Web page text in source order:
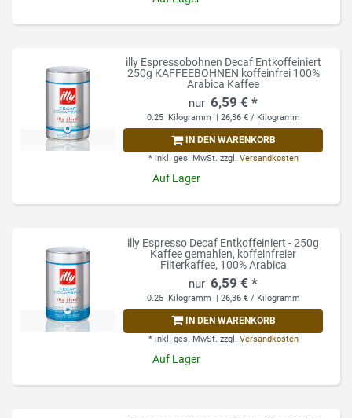
illy Espressobohnen Decaf Entkoffeiniert
250g KAFFEEBOHNEN koffeinfrei 100%
Arabica Kaffee
6,59 € *
0.25 Kilogramm | 26,36 € / Kilogramm
IN DEN WARENKORB
* inkl. ges. MwSt. zzgl. Versandkosten
Auf Lager
illy Espresso Decaf Entkoffeiniert - 250g
Kaffee gemahlen, koffeinfreier
Filterkaffee, 100% Arabica
6,59 € *
0.25 Kilogramm | 26,36 € / Kilogramm
IN DEN WARENKORB
* inkl. ges. MwSt. zzgl. Versandkosten
Auf Lager